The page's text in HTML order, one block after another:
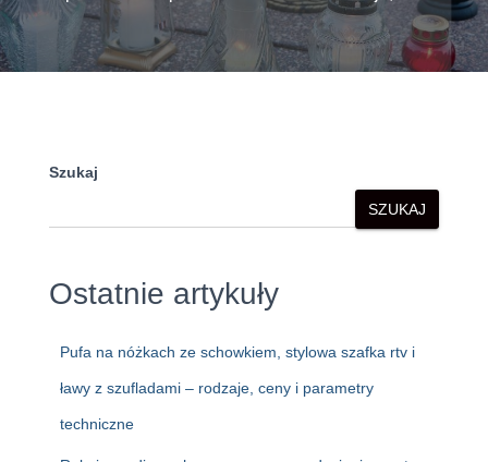
Szukaj
SZUKAJ
Ostatnie artykuły
Pufa na nóżkach ze schowkiem, stylowa szafka rtv i
ławy z szufladami – rodzaje, ceny i parametry
techniczne